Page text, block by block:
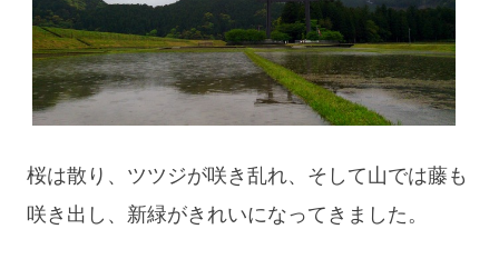
桜は散り、ツツジが咲き乱れ、そして山では藤も
咲き出し、新緑がきれいになってきました。